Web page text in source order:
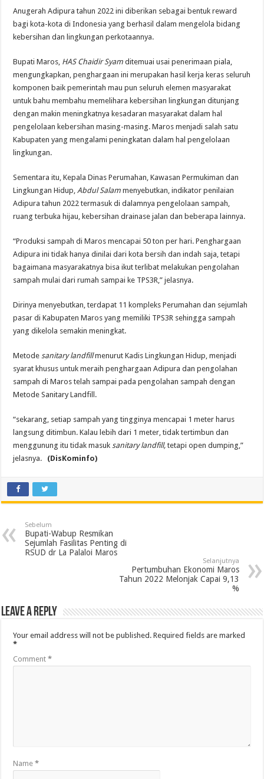
Anugerah Adipura tahun 2022 ini diberikan sebagai bentuk reward
bagi kota-kota di Indonesia yang berhasil dalam mengelola bidang
kebersihan dan lingkungan perkotaannya.
Bupati Maros, HAS Chaidir Syam ditemuai usai penerimaan piala,
mengungkapkan, penghargaan ini merupakan hasil kerja keras seluruh
komponen baik pemerintah mau pun seluruh elemen masyarakat
untuk bahu membahu memelihara kebersihan lingkungan ditunjang
dengan makin meningkatnya kesadaran masyarakat dalam hal
pengelolaan kebersihan masing-masing. Maros menjadi salah satu
Kabupaten yang mengalami peningkatan dalam hal pengelolaan
lingkungan.
Sementara itu, Kepala Dinas Perumahan, Kawasan Permukiman dan
Lingkungan Hidup,Abdul Salam menyebutkan, indikator penilaian
Adipura tahun 2022 termasuk di dalamnya pengelolaan sampah,
ruang terbuka hijau, kebersihan drainase jalan dan beberapa lainnya.
“Produksi sampah di Maros mencapai 50 ton per hari. Penghargaan
Adipura ini tidak hanya dinilai dari kota bersih dan indah saja, tetapi
bagaimana masyarakatnya bisa ikut terlibat melakukan pengolahan
sampah mulai dari rumah sampai ke TPS3R,” jelasnya.
Dirinya menyebutkan, terdapat 11 kompleks Perumahan dan sejumlah
pasar di Kabupaten Maros yang memiliki TPS3R sehingga sampah
yang dikelola semakin meningkat.
Metode sanitary landfillmenurut Kadis Lingkungan Hidup, menjadi
syarat khusus untuk meraih penghargaan Adipura dan pengolahan
sampah di Maros telah sampai pada pengolahan sampah dengan
Metode Sanitary Landfill.
“sekarang, setiap sampah yang tingginya mencapai 1 meter harus
langsung ditimbun. Kalau lebih dari 1 meter, tidak tertimbun dan
menggunung itu tidak masuk sanitary landfill, tetapi open dumping,”
jelasnya. (DisKominfo)
Sebelum
Bupati-Wabup Resmikan
Sejumlah Fasilitas Penting di
RSUD dr La Palaloi Maros
Selanjutnya
Pertumbuhan Ekonomi Maros
Tahun 2022 Melonjak Capai 9,13
%
Leave a Reply
Your email address will not be published. Required fields are marked
*
Comment*
Name*